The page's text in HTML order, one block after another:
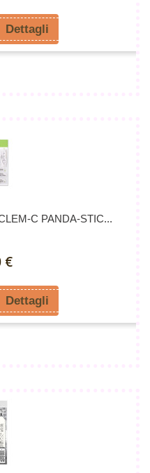
Dettagli
C PANDA-STIC...
€
Dettagli